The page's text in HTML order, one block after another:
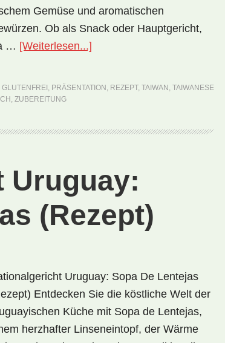
Gemüse und aromatischen
Ob als Snack oder Hauptgericht,
… [Weiterlesen...]
Wan)
GLUTENFREI , PRÄSENTATION , REZEPT, TAIWAN , TAIWANESE
, ZUBEREITUNG
Uruguay:
(Rezept)
Uruguay: Sopa De Lentejas
Entdecken Sie die köstliche Welt der
Küche mit Sopa de Lentejas,
herzhafter Linseneintopf, der Wärme